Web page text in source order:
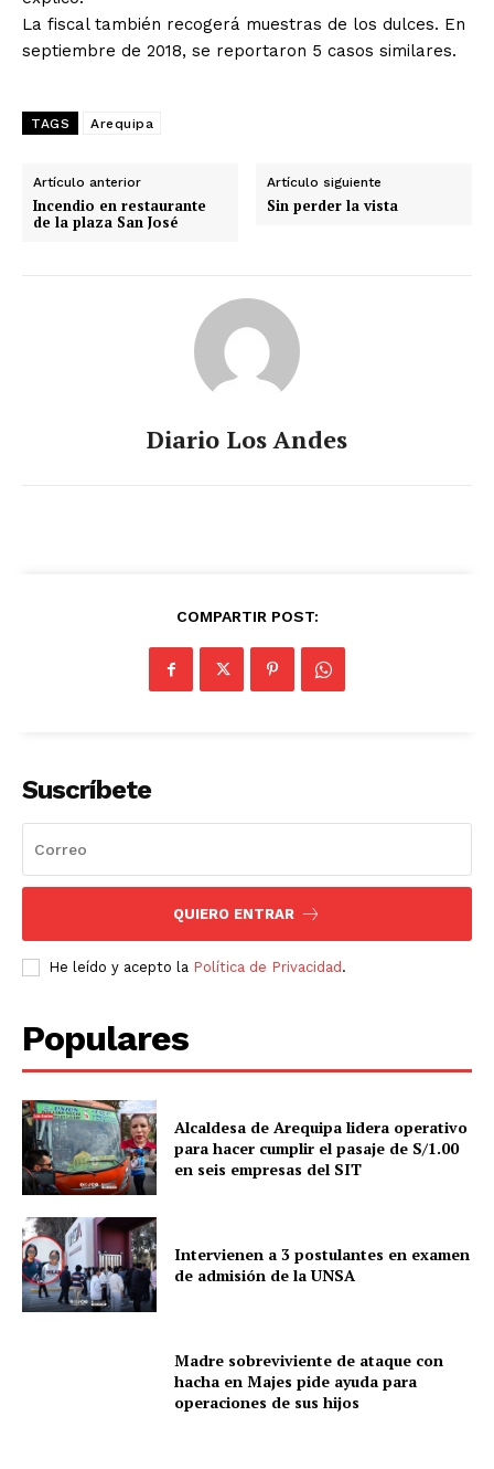
La fiscal también recogerá muestras de los dulces. En
septiembre de 2018, se reportaron 5 casos similares.
TAGS Arequipa
Artículo anterior
Incendio en restaurante
de la plaza San José
Artículo siguiente
Sin perder la vista
Diario Los Andes
COMPARTIR POST:
Suscríbete
QUIERO ENTRAR
He leído y acepto la Política de Privacidad .
Populares
Alcaldesa de Arequipa lidera operativo
para hacer cumplir el pasaje de S/1.00
en seis empresas del SIT
Intervienen a 3 postulantes en examen
de admisión de la UNSA
Madre sobreviviente de ataque con
hacha en Majes pide ayuda para
operaciones de sus hijos